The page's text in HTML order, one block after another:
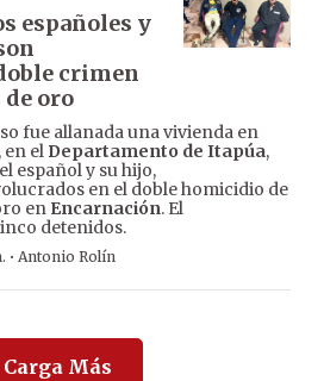
españoles y
crimen
oro
fue allanada una vivienda en
, en el Departamento de Itapúa,
español y su hijo,
en el doble homicidio de
en Encarnación. El
detenidos.
· Antonio Rolín
Carga Más